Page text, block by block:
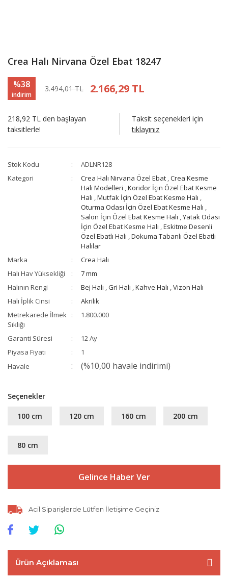
Crea Halı Nirvana Özel Ebat 18247
%38
indirim
3.494,01 TL 2.166,29 TL
218,92 TL den başlayan
taksitlerle!
Taksit seçenekleri için
tıklayınız
Stok Kodu
ADLNR128
Kategori
Crea Halı Nirvana Özel Ebat ,Crea Kesme
Halı Modelleri ,Koridor İçin Özel Ebat Kesme
Halı ,Mutfak İçin Özel Ebat Kesme Halı ,
Oturma Odası İçin Özel Ebat Kesme Halı ,
Salon İçin Özel Ebat Kesme Halı ,Yatak Odası
İçin Özel Ebat Kesme Halı ,Eskitme Desenli
Özel Ebatlı Halı ,Dokuma Tabanlı Özel Ebatlı
Halılar
Marka
Crea Halı
Halı Hav Yüksekliği
7 mm
Halının Rengi
Bej Halı ,Gri Halı ,Kahve Halı ,Vizon Halı
Halı İplik Cinsi
Akrilik
Metrekarede İlmek
Sıklığı
1.800.000
Garanti Süresi
12 Ay
Piyasa Fiyatı
1
Havale
(%10,00 havale indirimi)
Seçenekler
100 cm 120 cm 160 cm 200 cm
80 cm
Gelince Haber Ver
Acil Siparişlerde Lütfen İletişime Geçiniz
Ürün Açıklaması